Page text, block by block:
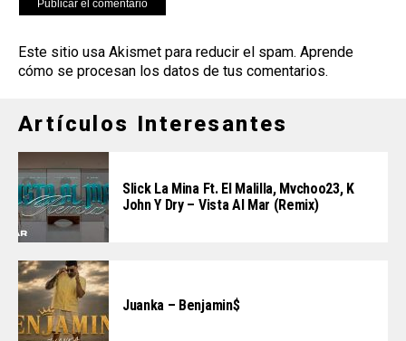
Este sitio usa Akismet para reducir el spam. Aprende
cómo se procesan los datos de tus comentarios.
Artículos Interesantes
Slick La Mina Ft. El Malilla, Mvchoo23, K
John Y Dry – Vista Al Mar (Remix)
Juanka – Benjamin$